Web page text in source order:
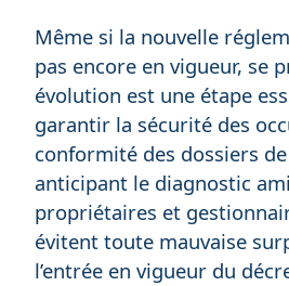
Même si la nouvelle
pas encore en vigueur, se
évolution est une étape
garantir la sécurité des
conformité des dossiers
anticipant le diagnostic
propriétaires et
évitent toute mauvaise
l’entrée en vigueur du